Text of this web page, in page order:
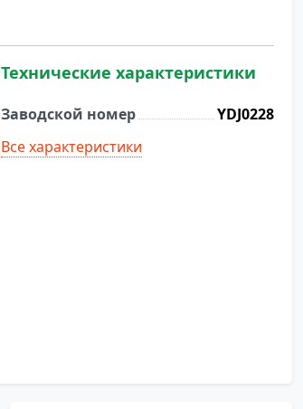
Технические характеристики
Заводской номер
YDJ0228
Все характеристики